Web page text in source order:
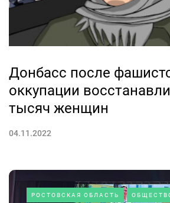
Донбасс после
оккупации
тысяч женщин
04.11.2022
РОСТОВСКАЯ ОБЛАСТЬ